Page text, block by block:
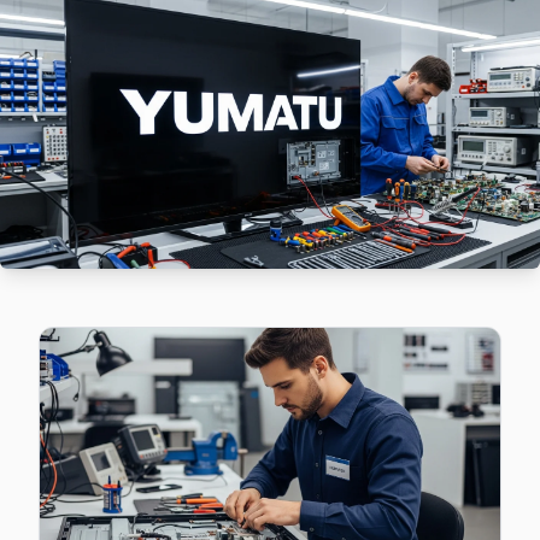
Şile'da Hacıahmetli mahallesi Yumatu TV servisi için
Karakiraz Yumatu Servis
Karakiraz'de Yumatu TV ekranında çizgi, donma ya da
Kömürcüoda Yumatu Servis
Şile'da Kömürcüoda mahallesi için Yumatu TV fiyat teklifi
Meşrutiyet Yumatu Servis
Meşrutiyet'deki Yumatu TV kullanıcılarına ikinci el cihaz
Meşrutiyet Yumatu Anakart Tamiri →
Ormanlı Yumatu Servis
Yumatu TV Ormanlı adresinde firmware güncellemesi